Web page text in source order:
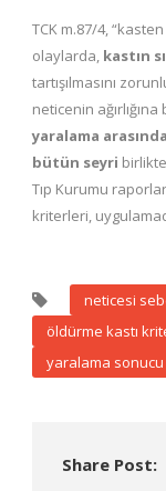
TCK m.87/4,
olaylarda, kastın
tartışılmasını
neticenin
yaralama
bütün seyri
Tıp Kurumu
kriterleri,
neticesi
öldürme kastı
yaralama
Share Post: